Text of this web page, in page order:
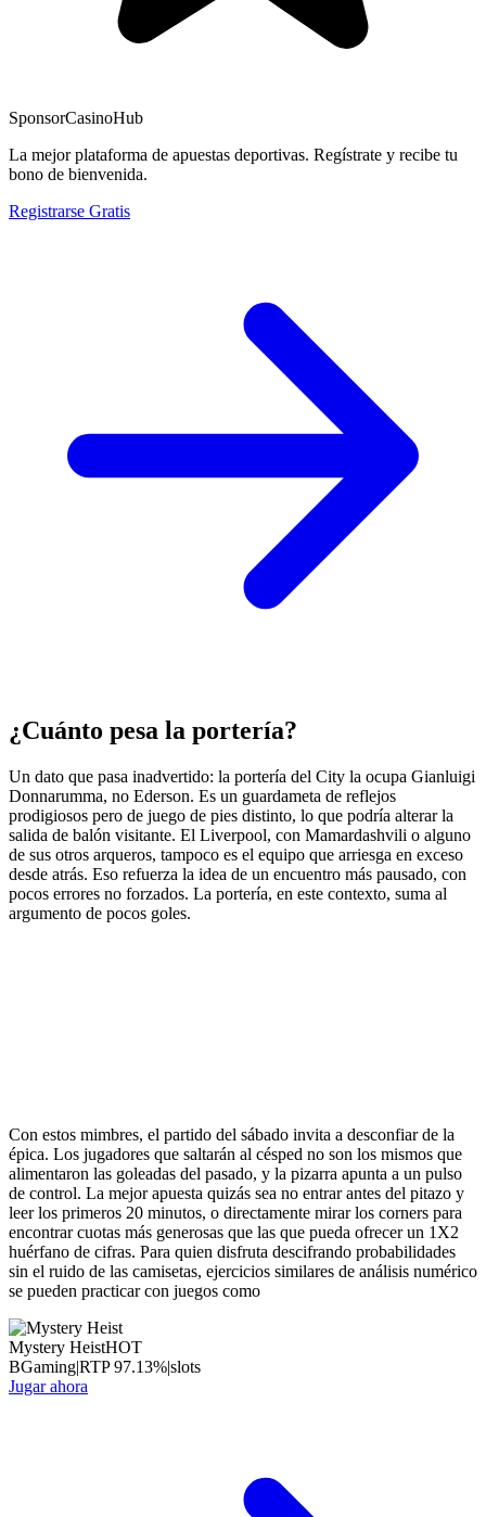
SponsorCasinoHub
La mejor plataforma de apuestas deportivas. Regístrate y recibe tu
bono de bienvenida.
Registrarse Gratis
¿Cuánto pesa la portería?
Un dato que pasa inadvertido: la portería del City la ocupa Gianluigi
Donnarumma, no Ederson. Es un guardameta de reflejos
prodigiosos pero de juego de pies distinto, lo que podría alterar la
salida de balón visitante. El Liverpool, con Mamardashvili o alguno
de sus otros arqueros, tampoco es el equipo que arriesga en exceso
desde atrás. Eso refuerza la idea de un encuentro más pausado, con
pocos errores no forzados. La portería, en este contexto, suma al
argumento de pocos goles.
Con estos mimbres, el partido del sábado invita a desconfiar de la
épica. Los jugadores que saltarán al césped no son los mismos que
alimentaron las goleadas del pasado, y la pizarra apunta a un pulso
de control. La mejor apuesta quizás sea no entrar antes del pitazo y
leer los primeros 20 minutos, o directamente mirar los corners para
encontrar cuotas más generosas que las que pueda ofrecer un 1X2
huérfano de cifras. Para quien disfruta descifrando probabilidades
sin el ruido de las camisetas, ejercicios similares de análisis numérico
se pueden practicar con juegos como
Mystery HeistHOT
BGaming|RTP97.13%|slots
Jugar ahora